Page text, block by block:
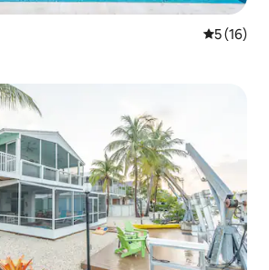
平均评分
5 (16)